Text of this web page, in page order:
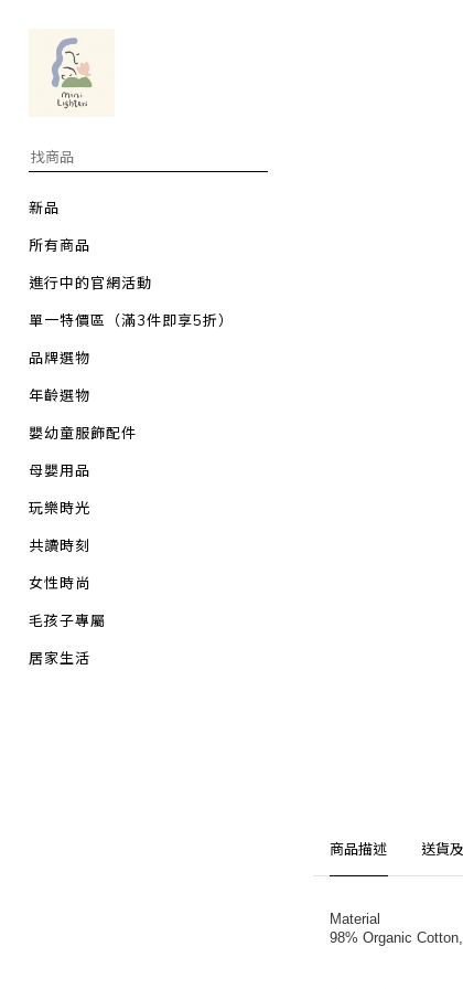
新品
所有商品
進行中的官網活動
單一特價區（滿3件即享5折）
品牌選物
年齡選物
嬰幼童服飾配件
母嬰用品
玩樂時光
共讀時刻
女性時尚
毛孩子專屬
居家生活
商品描述 送貨
Material
98% Organic